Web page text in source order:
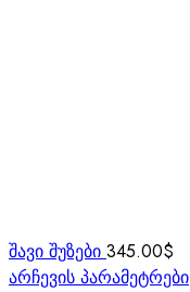
შავი შუზები 345.00$
არჩევის პარამეტრები